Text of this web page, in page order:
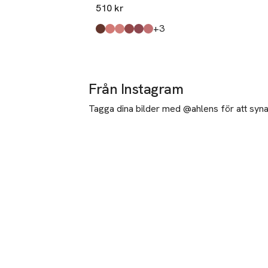
510 kr
Produkten finns i färgerna:
Bewitched,
Blame,
Adulterous,
Decadence,
Seditious,
Envy, +3till
Från Instagram
Tagga dina bilder med @ahlens för att